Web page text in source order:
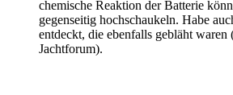
chemische Reaktion der Batterie
gegenseitig hochschaukeln. Habe
entdeckt, die ebenfalls gebläht waren
Jachtforum).